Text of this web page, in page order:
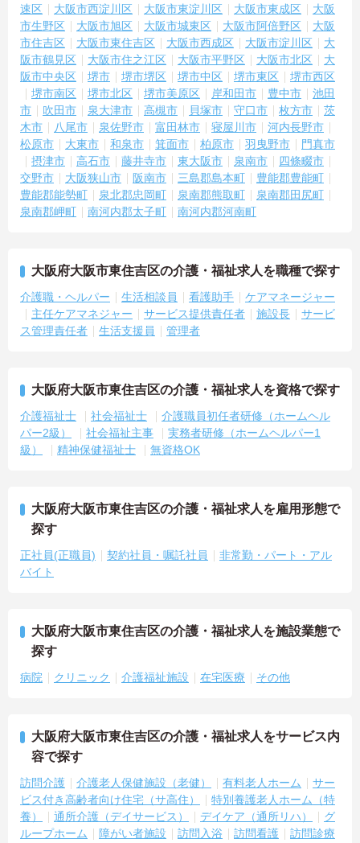
速区
大阪市西淀川区 大阪市東淀川区 大阪市東成区
大阪
市生野区
大阪市旭区 大阪市城東区 大阪市阿倍野区
大阪
市住吉区
大阪市東住吉区 大阪市西成区 大阪市淀川区
大
阪市鶴見区
大阪市住之江区 大阪市平野区 大阪市北区
大
阪市中央区
堺市 堺市堺区 堺市中区 堺市東区
堺市西区
堺市南区
堺市北区 堺市美原区 岸和田市 豊中市
池田
市
吹田市 泉大津市 高槻市 貝塚市 守口市 枚方市
茨
木市
八尾市 泉佐野市 富田林市 寝屋川市
河内長野市
松原市
大東市 和泉市 箕面市 柏原市 羽曳野市
門真市
摂津市
高石市 藤井寺市 東大阪市 泉南市
四條畷市
交野市
大阪狭山市 阪南市 三島郡島本町
豊能郡豊能町
豊能郡能勢町
泉北郡忠岡町 泉南郡熊取町
泉南郡田尻町
泉南郡岬町
南河内郡太子町 南河内郡河南町
大阪府大阪市東住吉区の介護・福祉求人を職種で探す
介護職・ヘルパー 生活相談員 看護助手
ケアマネージャー
主任ケアマネジャー
サービス提供責任者 施設長
サービ
ス管理責任者
生活支援員 管理者
大阪府大阪市東住吉区の介護・福祉求人を資格で探す
介護福祉士 社会福祉士
介護職員初任者研修（ホームヘル
パー2級）
社会福祉主事
実務者研修（ホームヘルパー1
級）
精神保健福祉士 無資格OK
大阪府大阪市東住吉区の介護・福祉求人を雇用形態で
探す
正社員(正職員) 契約社員・嘱託社員
非常勤・パート・アル
バイト
大阪府大阪市東住吉区の介護・福祉求人を施設業態で
探す
病院 クリニック 介護福祉施設 在宅医療 その他
大阪府大阪市東住吉区の介護・福祉求人をサービス内
容で探す
訪問介護 介護老人保健施設（老健） 有料老人ホーム
サー
ビス付き高齢者向け住宅（サ高住）
特別養護老人ホーム（特
養）
通所介護（デイサービス） デイケア（通所リハ）
グ
ループホーム
障がい者施設 訪問入浴 訪問看護
訪問診療